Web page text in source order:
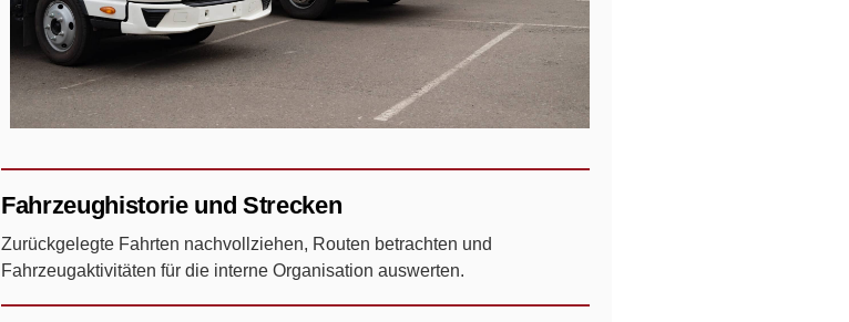
Fahrzeughistorie und Strecken
Zurückgelegte Fahrten nachvollziehen, Routen betrachten und
Fahrzeugaktivitäten für die interne Organisation auswerten.